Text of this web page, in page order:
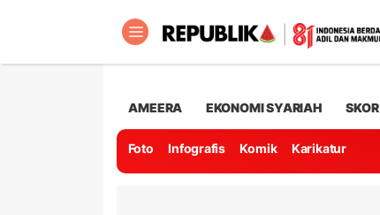
AMEERA EKONOMI SYARIAH SKOR
Foto Infografis Komik Karikatur